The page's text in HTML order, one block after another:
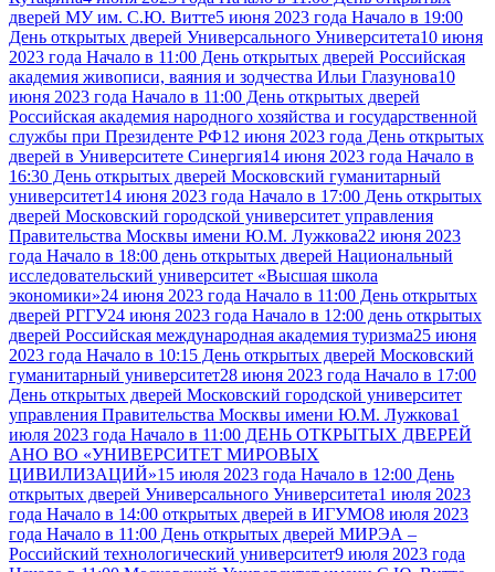
дверей МУ им. С.Ю. Витте5 июня 2023 года Начало в 19:00
День открытых дверей Универсального Университета10 июня
2023 года Начало в 11:00 День открытых дверей Российская
академия живописи, ваяния и зодчества Ильи Глазунова10
июня 2023 года Начало в 11:00 День открытых дверей
Российская академия народного хозяйства и государственной
службы при Президенте РФ12 июня 2023 года День открытых
дверей в Университете Синергия14 июня 2023 года Начало в
16:30 День открытых дверей Московский гуманитарный
университет14 июня 2023 года Начало в 17:00 День открытых
дверей Московский городской университет управления
Правительства Москвы имени Ю.М. Лужкова22 июня 2023
года Начало в 18:00 день открытых дверей Национальный
исследовательский университет «Высшая школа
экономики»24 июня 2023 года Начало в 11:00 День открытых
дверей РГГУ24 июня 2023 года Начало в 12:00 день открытых
дверей Российская международная академия туризма25 июня
2023 года Начало в 10:15 День открытых дверей Московский
гуманитарный университет28 июня 2023 года Начало в 17:00
День открытых дверей Московский городской университет
управления Правительства Москвы имени Ю.М. Лужкова1
июля 2023 года Начало в 11:00 ДЕНЬ ОТКРЫТЫХ ДВЕРЕЙ
АНО ВО «УНИВЕРСИТЕТ МИРОВЫХ
ЦИВИЛИЗАЦИЙ»15 июля 2023 года Начало в 12:00 День
открытых дверей Универсального Университета1 июля 2023
года Начало в 14:00 открытых дверей в ИГУМО8 июля 2023
года Начало в 11:00 День открытых дверей МИРЭА –
Российский технологический университет9 июля 2023 года